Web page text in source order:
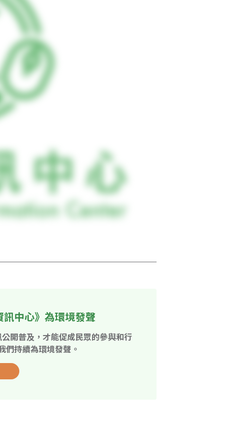
中心》為環境發聲
開普及，才能促成民眾的參與和行
們持續為環境發聲。